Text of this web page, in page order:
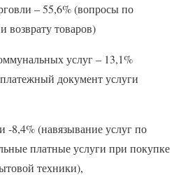
– 55,6% (вопросы по
возврату товаров)
услуг – 13,1%
документ услуги
8,4% (навязывание услуг по
платные услуги при покупке
техники),